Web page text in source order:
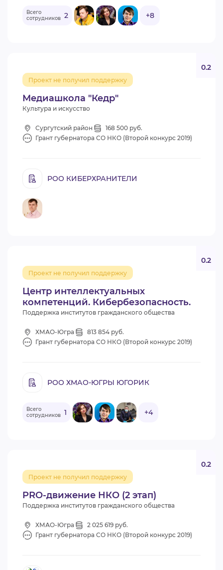
Всего
сотрудников 2 +8
Медиашкола "Кедр"
Проект не получил поддержку
0.2
Культура и искусство
Сургутский район
168 500 руб.
Грант губернатора СО НКО (Второй конкурс 2019)
РОО КИБЕРХРАНИТЕЛИ
Центр интеллектуальных
компетенций. Кибербезопасность.
Проект не получил поддержку
0.2
Поддержка институтов гражданского общества
ХМАО-Югра
813 854 руб.
Грант губернатора СО НКО (Второй конкурс 2019)
РОО ХМАО-ЮГРЫ ЮГОРИК
Всего
сотрудников 1 +4
PRO-движение НКО (2 этап)
Проект не получил поддержку
0.2
Поддержка институтов гражданского общества
ХМАО-Югра
2 025 619 руб.
Грант губернатора СО НКО (Второй конкурс 2019)